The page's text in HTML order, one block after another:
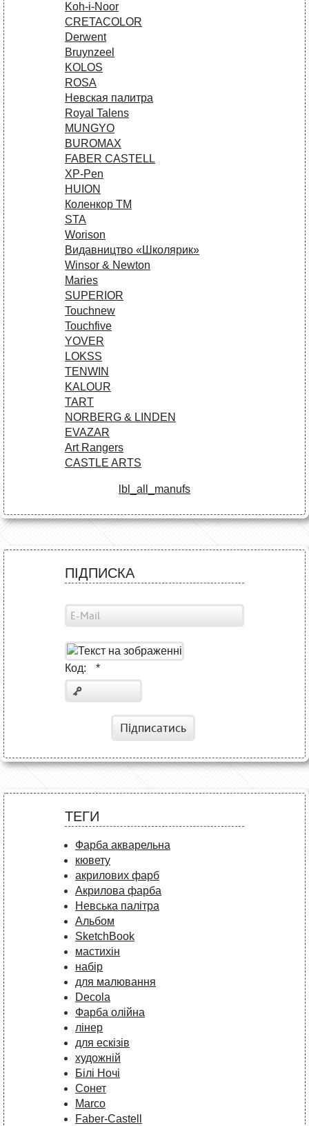
Koh-i-Noor
CRETACOLOR
Derwent
Bruynzeel
KOLOS
ROSA
Невская палитра
Royal Talens
MUNGYO
BUROMAX
FABER CASTELL
XP-Pen
HUION
Коленкор ТМ
STA
Worison
Видавництво «Школярик»
Winsor & Newton
Maries
SUPERIOR
Touchnew
Touchfive
YOVER
LOKSS
TENWIN
KALOUR
TART
NORBERG & LINDEN
EVAZAR
Art Rangers
CASTLE ARTS
lbl_all_manufs
ПІДПИСКА
Код: *
Підписатись
ТЕГИ
Фарба акварельна
кювету
акрилових фарб
Акрилова фарба
Невська палітра
Альбом
SketchBook
мастихін
набір
для малювання
Decola
Фарба олійна
лінер
для ескізів
художній
Білі Ночі
Сонет
Marco
Faber-Castell